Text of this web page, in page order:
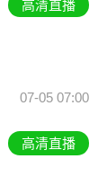
高清直播
07-05 07:00
高清直播